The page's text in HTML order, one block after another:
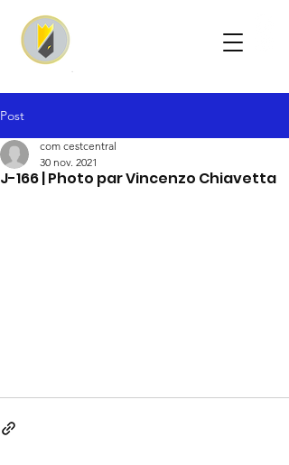
Post
J-166 | Photo par Vincenzo Chiavetta
com cestcentral
30 nov. 2021